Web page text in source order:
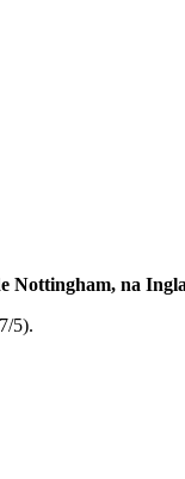
Nottingham, na
5).